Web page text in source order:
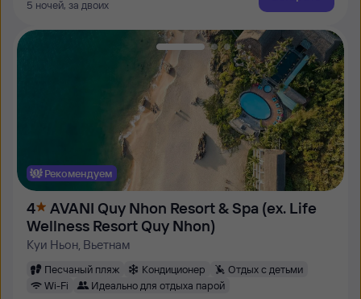
5 ночей, за двоих
Рекомендуем
4
AVANI Quy Nhon Resort & Spa (ex. Life
Wellness Resort Quy Nhon)
Куи Ньон, Вьетнам
Песчаный пляж Кондиционер
Отдых с детьми
Wi-Fi
Идеально для отдыха парой